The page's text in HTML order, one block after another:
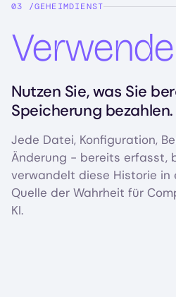
GEHEIMDIENST
Nutzen Sie, was Sie
Speicherung bezahlen.
Jede Datei, Konfiguration,
Änderung - bereits erfasst,
verwandelt diese Historie
Quelle der Wahrheit für
KI.